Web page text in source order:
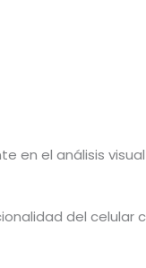
en el análisis
del celular